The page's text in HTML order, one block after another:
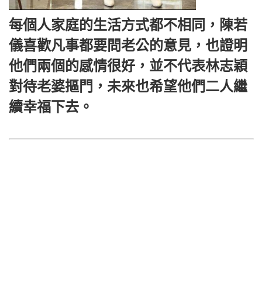
每個人家庭的生活方式都不相同，陳若
儀喜歡凡事都要問老公的意見，也證明
他們兩個的感情很好，並不代表林志穎
對待老婆摳門，未來也希望他們二人繼
續幸福下去。